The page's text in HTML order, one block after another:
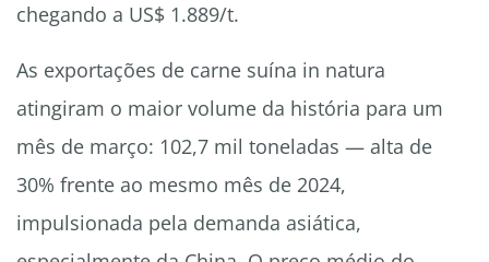
chegando a US$ 1.889/t.
As exportações de carne suína in natura
atingiram o maior volume da história para um
mês de março: 102,7 mil toneladas — alta de
30% frente ao mesmo mês de 2024,
impulsionada pela demanda asiática,